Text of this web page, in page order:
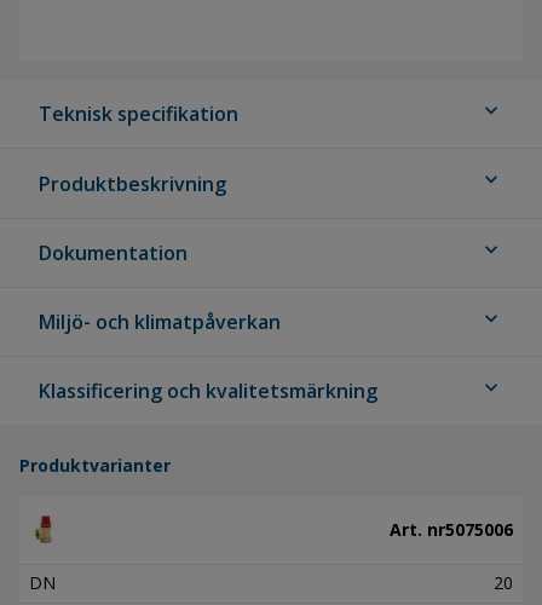
Teknisk specifikation expand_more
Produktbeskrivning expand_more
Dokumentation expand_more
Miljö- och klimatpåverkan expand_more
Klassificering och kvalitetsmärkning expand_more
Produktvarianter
Art. nr5075006
DN
20